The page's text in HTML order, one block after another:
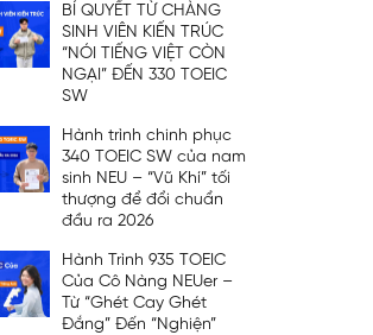
BÍ QUYẾT TỪ CHÀNG
SINH VIÊN KIẾN TRÚC
“NÓI TIẾNG VIỆT CÒN
NGẠI” ĐẾN 330 TOEIC
SW
Hành trình chinh phục
340 TOEIC SW của nam
sinh NEU – “Vũ Khí” tối
thượng để đổi chuẩn
đầu ra 2026
Hành Trình 935 TOEIC
Của Cô Nàng NEUer –
Từ “Ghét Cay Ghét
Đắng” Đến “Nghiện”